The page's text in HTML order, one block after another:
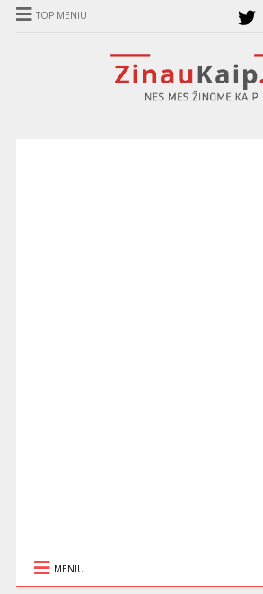
TOP MENIU
MENIU